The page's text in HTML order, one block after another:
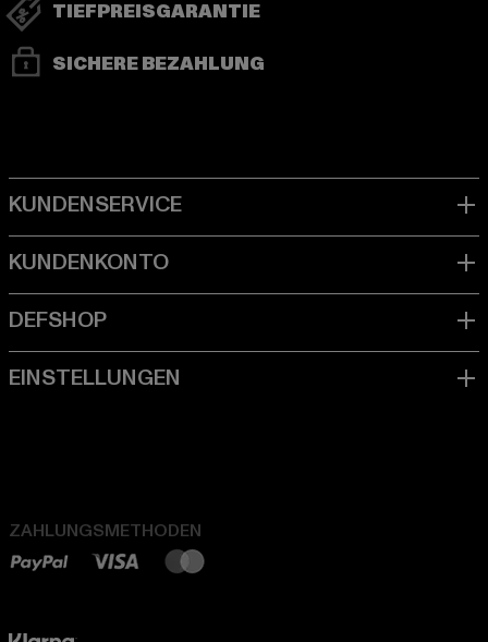
TIEFPREISGARANTIE
SICHERE BEZAHLUNG
ZAHLUNGSMETHODEN